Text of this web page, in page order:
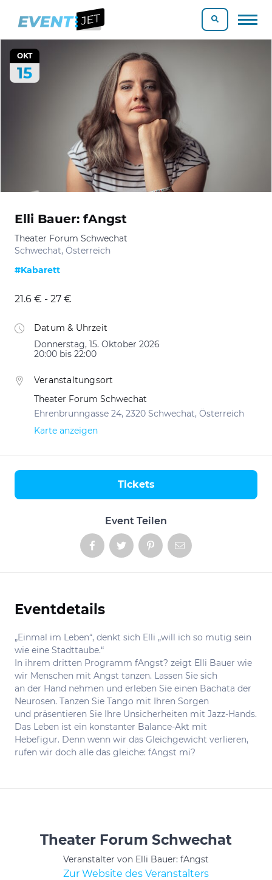
OKT
15
Elli Bauer: fAngst
Theater Forum Schwechat
Schwechat, Österreich
#Kabarett
21.6 € - 27 €
Datum & Uhrzeit
Donnerstag, 15. Oktober 2026
20:00 bis 22:00
Veranstaltungsort
Theater Forum Schwechat
Ehrenbrunngasse 24, 2320 Schwechat, Österreich
Karte anzeigen
Event Teilen
Tickets
Informationen
Eventdetails
„Einmal im Leben“, denkt sich Elli „will ich so mutig sein
wie eine Stadttaube.“
In ihrem dritten Programm fAngst? zeigt Elli Bauer wie
wir Menschen mit Angst tanzen. Lassen Sie sich
an der Hand nehmen und erleben Sie einen Bachata der
Neurosen. Tanzen Sie Tango mit Ihren Sorgen
und präsentieren Sie Ihre Unsicherheiten mit Jazz-Hands.
Das Leben ist ein konstanter Balance-Akt mit
Hebefigur. Denn wenn wir das Gleichgewicht verlieren,
rufen wir doch alle das gleiche: fAngst mi?
Theater Forum Schwechat
Veranstalter von Elli Bauer: fAngst
Zur Website des Veranstalters